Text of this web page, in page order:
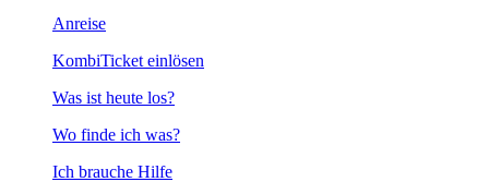
Anreise
KombiTicket einlösen
Was ist heute los?
Wo finde ich was?
Ich brauche Hilfe